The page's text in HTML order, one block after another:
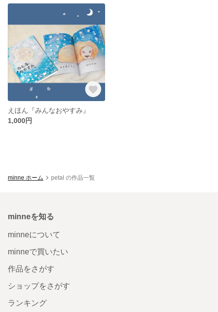
えほん『みんなおやすみ』
1,000円
minne ホーム petal の作品一覧
minneを知る
minneについて
minneで買いたい
作品をさがす
ショップをさがす
ランキング